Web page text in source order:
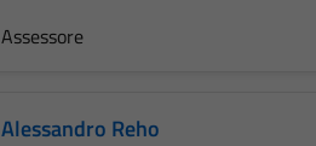
Assessore
Alessandro Reho